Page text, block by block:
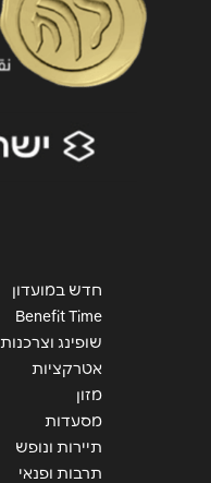
חדש במועדון
Benefit Time
שופינג וצרכנות
אטרקציות
מזון
מסעדות
תיירות ונופש
תרבות ופנאי